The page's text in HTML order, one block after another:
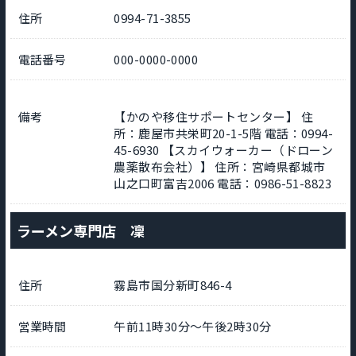
住所 0994-71-3855
電話番号 000-0000-0000
備考
【かのや移住サポートセンター】 住
所：鹿屋市共栄町20-1-5階 電話：0994-
45-6930 【スカイウォーカー（ドローン
農薬散布会社）】 住所：宮崎県都城市
山之口町富吉2006 電話：0986-51-8823
ラーメン専門店 凜
住所 霧島市国分新町846-4
営業時間 午前11時30分～午後2時30分